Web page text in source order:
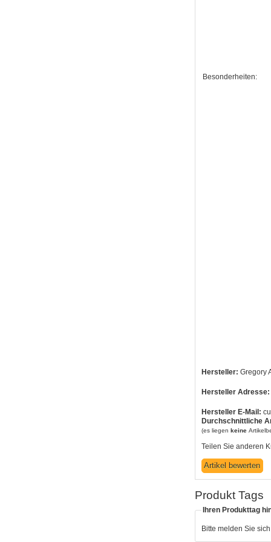
Besonderheiten:
Hersteller: Gregory
Hersteller Adresse:
Hersteller E-Mail:
Durchschnittliche
(es liegen keine
Teilen Sie anderen
Produkt Tags
Ihren Produkttag
Bitte melden Sie